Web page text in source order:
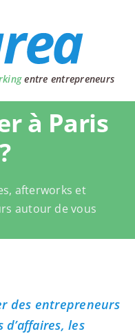
entre entrepreneurs
à Paris
afterworks et
autour de vous
des entrepreneurs
d’affaires, les